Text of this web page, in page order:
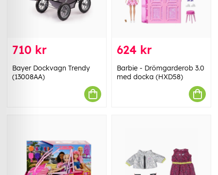
710 kr
Bayer Dockvagn Trendy
(13008AA)
624 kr
Barbie - Drömgarderob 3.0
med docka (HXD58)